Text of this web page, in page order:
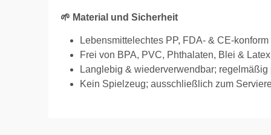
🌱 Material und Sicherheit
Lebensmittelechtes PP, FDA- & CE-konform
Frei von BPA, PVC, Phthalaten, Blei & Latex
Langlebig & wiederverwendbar;
Kein Spielzeug; ausschließlich zum